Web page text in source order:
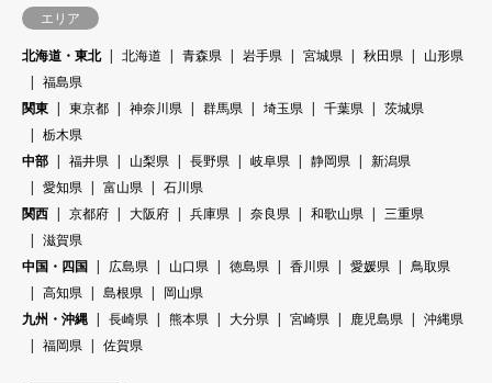
エリア
北海道・東北
北海道 青森県 岩手県 宮城県 秋田県
山形県
福島県
関東
東京都 神奈川県 群馬県 埼玉県 千葉県
茨城県
栃木県
中部
福井県 山梨県 長野県 岐阜県 静岡県
新潟県
愛知県
富山県
石川県
関西
京都府 大阪府 兵庫県 奈良県 和歌山県
三重県
滋賀県
中国・四国
広島県 山口県 徳島県 香川県 愛媛県
鳥取県
高知県
島根県
岡山県
九州・沖縄
長崎県 熊本県 大分県 宮崎県 鹿児島県
沖縄県
福岡県
佐賀県